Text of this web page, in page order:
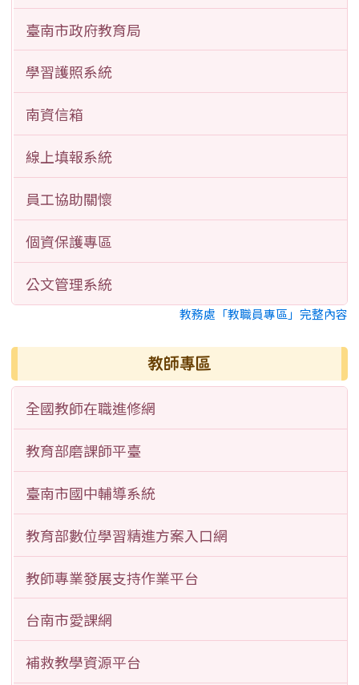
臺南市政府教育局
學習護照系統
南資信箱
線上填報系統
員工協助關懷
個資保護專區
公文管理系統
教務處「教職員專區」完整內容
教師專區
全國教師在職進修網
教育部磨課師平臺
臺南市國中輔導系統
教育部數位學習精進方案入口網
教師專業發展支持作業平台
台南市愛課網
補救教學資源平台